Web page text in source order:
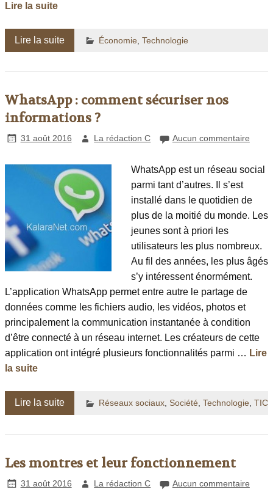
Lire la suite
Lire la suite Économie Technologie
WhatsApp : comment sécuriser nos
informations ?
31 août 2016 La rédaction C Aucun commentaire
WhatsApp est un réseau social
parmi tant d’autres. Il s’est
installé dans le quotidien de
plus de la moitié du monde. Les
jeunes sont à priori les
utilisateurs les plus nombreux.
Au fil des années, les plus âgés
s’y intéressent énormément.
L’application WhatsApp permet entre autre le partage de
données comme les fichiers audio, les vidéos, photos et
principalement la communication instantanée à condition
d’être connecté à un réseau internet. Les créateurs de cette
application ont intégré plusieurs fonctionnalités parmi … Lire
la suite
Lire la suite Réseaux sociaux, Société, Technologie, TIC
Les montres et leur fonctionnement
31 août 2016 La rédaction C Aucun commentaire